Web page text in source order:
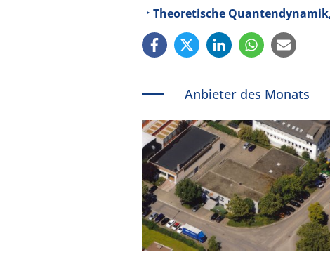
Theoretische
Anbieter des Monats